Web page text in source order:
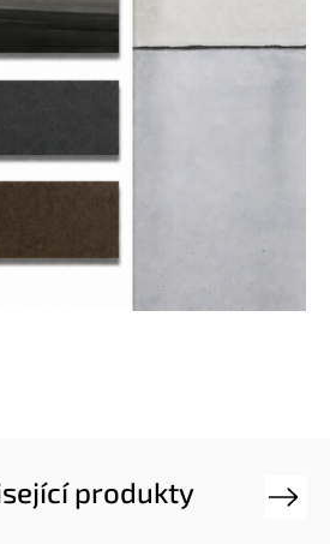
produkty Next